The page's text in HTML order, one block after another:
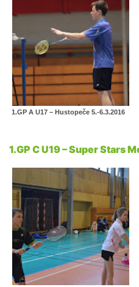
1.GP A U17 – Hustopeče 5.-6.3.2016
1.GP C U19 – Super Stars